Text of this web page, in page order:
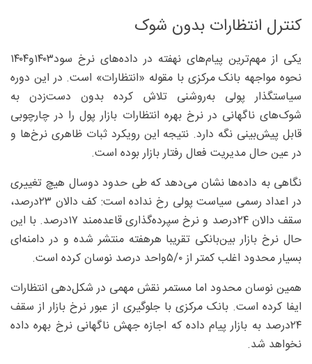
کنترل انتظارات بدون شوک
یکی از مهم‌ترین پیام‌های نهفته در داده‌های نرخ سود۱۴۰۳و۱۴۰۴
نحوه مواجهه بانک مرکزی با مقوله «انتظارات» است. در این دوره
سیاستگذار پولی به‌روشنی تلاش کرده بدون دست‌زدن به
شوک‌های ناگهانی در نرخ بهره انتظارات بازار پول را در چارچوبی
قابل پیش‌بینی نگه دارد. نتیجه این رویکرد ثبات ظاهری نرخ‌ها و
در عین حال مدیریت فعال رفتار بازار بوده است.
نگاهی به داده‌ها نشان می‌دهد که طی حدود دوسال هیچ تغییری
در اعداد رسمی سیاست پولی رخ نداده است: کف دالان ۲۳‌درصد،
سقف دالان ۲۴‌درصد و نرخ سپرده‌گذاری قاعده‌مند ۱۷‌درصد. با این
حال نرخ بازار بین‌بانکی تقریبا هرهفته منتشر شده و در دامنه‌ای
بسیار محدود اغلب کمتر از ۵/۰‌واحد درصد نوسان کرده است.
همین نوسان محدود اما مستمر نقش مهمی در شکل‌دهی انتظارات
ایفا کرده است. بانک مرکزی با جلوگیری از عبور نرخ بازار از سقف
۲۴‌درصد به بازار پیام داده که اجازه جهش ناگهانی نرخ بهره داده
نخواهد شد.